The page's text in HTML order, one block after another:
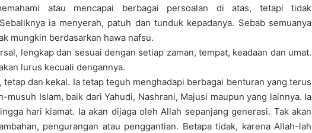
atau mencapai berbagai persoalan di atas, tetapi tidak
ia menyerah, patuh dan tunduk kepadanya. Sebab semuanya
mungkin berdasarkan hawa nafsu.
lengkap dan sesuai dengan setiap zaman, tempat, keadaan dan umat.
lurus kecuali dengannya.
tetap dan kekal. Ia tetap teguh menghadapi berbagai benturan yang terus
musuh Islam, baik dari Yahudi, Nashrani, Majusi maupun yang lainnya. Ia
hari kiamat. Ia akan dijaga oleh Allah sepanjang generasi. Tak akan
pengurangan atau penggantian. Betapa tidak, karena Allah-lah